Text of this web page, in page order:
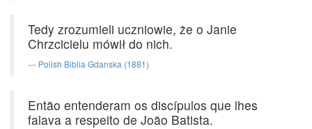
Tedy zrozumieli uczniowie, że o Janie
Chrzcicielu mówił do nich.
Polish Biblia Gdanska (1881)
Então entenderam os discípulos que lhes
falava a respeito de João Batista.